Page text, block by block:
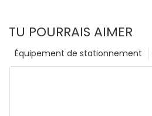
TU POURRAIS AIMER
Équipement de stationnement